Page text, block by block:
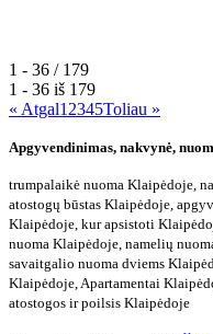
1 - 36 / 179
1 - 36 iš 179
« Atgal12345Toliau »
Apgyvendinimas, nakvynė,
trumpalaikė nuoma Klaipėdoje,
atostogų būstas Klaipėdoje,
Klaipėdoje, kur apsistoti
nuoma Klaipėdoje, namelių
savaitgalio nuoma dviems
Klaipėdoje, Apartamentai
atostogos ir poilsis Klaipėdoje